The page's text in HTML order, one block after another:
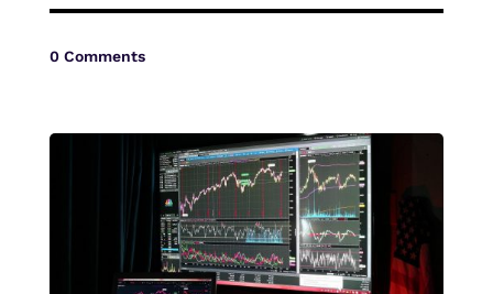
0 Comments